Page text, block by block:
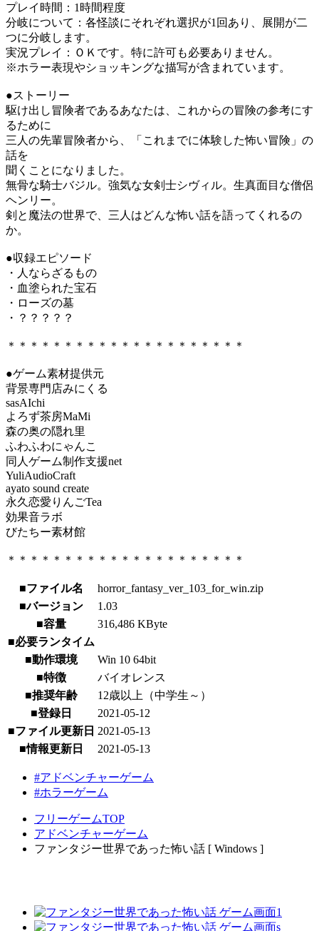
プレイ時間：1時間程度
分岐について：各怪談にそれぞれ選択が1回あり、展開が二
つに分岐します。
実況プレイ：ＯＫです。特に許可も必要ありません。
※ホラー表現やショッキングな描写が含まれています。
●ストーリー
駆け出し冒険者であるあなたは、これからの冒険の参考にす
るために
三人の先輩冒険者から、「これまでに体験した怖い冒険」の
話を
聞くことになりました。
無骨な騎士バジル。強気な女剣士シヴィル。生真面目な僧侶
ヘンリー。
剣と魔法の世界で、三人はどんな怖い話を語ってくれるの
か。
●収録エピソード
・人ならざるもの
・血塗られた宝石
・ローズの墓
・？？？？？
＊＊＊＊＊＊＊＊＊＊＊＊＊＊＊＊＊＊＊＊＊
●ゲーム素材提供元
背景専門店みにくる
sasAIchi
よろず茶房MaMi
森の奥の隠れ里
ふわふわにゃんこ
同人ゲーム制作支援net
YuliAudioCraft
ayato sound create
永久恋愛りんごTea
効果音ラボ
びたちー素材館
＊＊＊＊＊＊＊＊＊＊＊＊＊＊＊＊＊＊＊＊＊
■ファイル名
horror_fantasy_ver_103_for_win.zip
■バージョン
1.03
■容量
316,486 KByte
■必要ランタイム
■動作環境
Win 10 64bit
■特徴
バイオレンス
■推奨年齢
12歳以上（中学生～）
■登録日
2021-05-12
■ファイル更新日 2021-05-13
■情報更新日
2021-05-13
#アドベンチャーゲーム
#ホラーゲーム
フリーゲームTOP
アドベンチャーゲーム
ファンタジー世界であった怖い話 [ Windows ]